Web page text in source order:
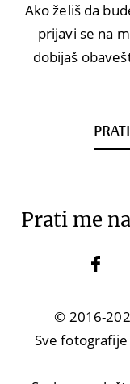
Ako želiš da
prijavi se na
dobijaš
Prati me
© 2016-
Sve